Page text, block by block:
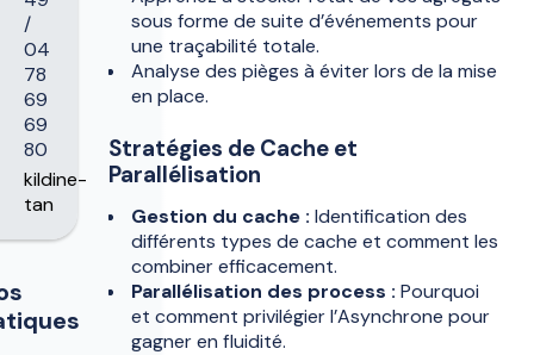
sous forme de suite d’événements pour
une traçabilité totale.
Analyse des pièges à éviter lors de la mise
en place.
Stratégies de Cache et
Parallélisation
Gestion du cache : Identification des
différents types de cache et comment les
combiner efficacement.
Parallélisation des process : Pourquoi
et comment privilégier l’Asynchrone pour
gagner en fluidité.
/
04
78
69
69
80
kildine-
tan